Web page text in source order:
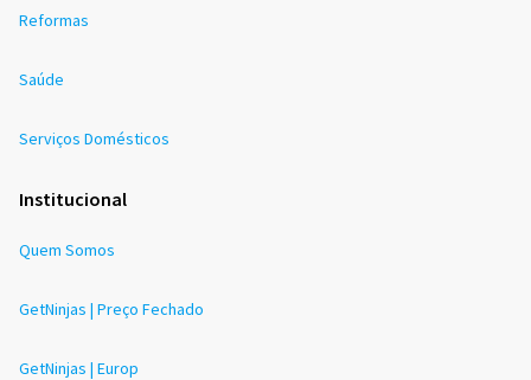
Reformas
Saúde
Serviços Domésticos
Institucional
Quem Somos
GetNinjas | Preço Fechado
GetNinjas | Europ